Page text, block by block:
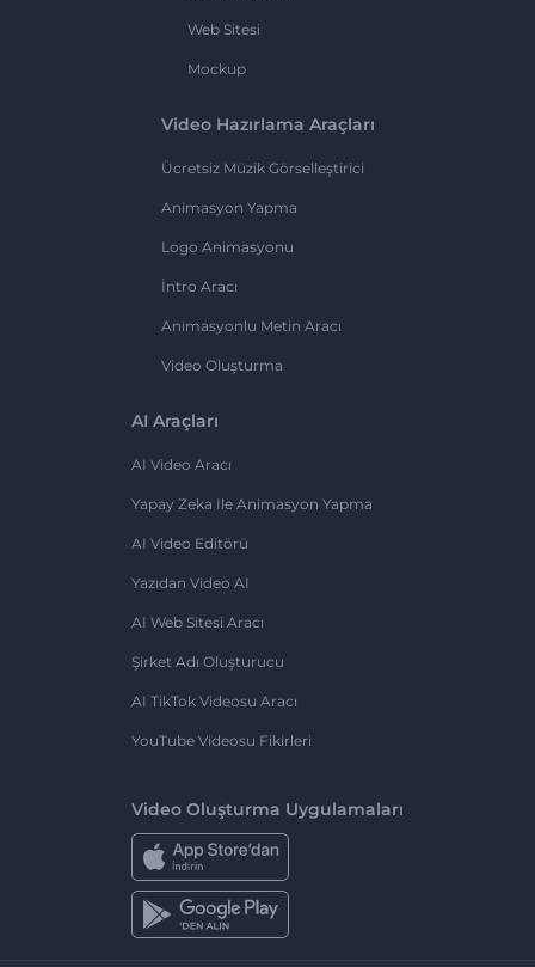
Web Sitesi
Mockup
Video Hazırlama Araçları
Ücretsiz Müzik Görselleştirici
Animasyon Yapma
Logo Animasyonu
İntro Aracı
Animasyonlu Metin Aracı
Video Oluşturma
AI Araçları
AI Video Aracı
Yapay Zeka Ile Animasyon Yapma
AI Video Editörü
Yazıdan Video AI
AI Web Sitesi Aracı
Şirket Adı Oluşturucu
AI TikTok Videosu Aracı
YouTube Videosu Fikirleri
Video Oluşturma Uygulamaları